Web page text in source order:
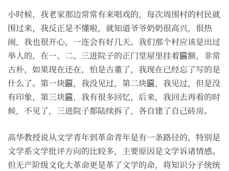
小时候，我老家那边常常有来唱戏的，每次周围村的村民就
围过来，我反正是不懂啦，就知道爷爷奶奶很高兴，很热
闹，我也很开心，一连会有好几天。我们那个村应该是出过
举人的，在一、二、三进院子的正门堂屋里挂着匾额，非常
古朴，如果现在还在，怕是古董了，我现在已经忘了写的是
什么了。第一块匾，我没见过，第二块匾，我见过，但是没
有印象，第三块匾，我有很多回忆，后来，我回去再看的时
候，不见了，三进院子都陆续拆了，各自建了自己砖房。
高华教授说从文学青年到革命青年是有一条路径的，特别是
文学系文学批评方向的比较多，主要原因是文学诉诸情感。
但无产阶级文化大革命更是革了文学的命，将知识分子统统